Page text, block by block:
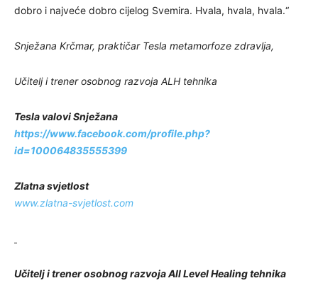
dobro i najveće dobro cijelog Svemira. Hvala, hvala, hvala.“
Snježana Krčmar, praktičar Tesla metamorfoze zdravlja,
Učitelj i trener osobnog razvoja ALH tehnika
Tesla valovi Snježana
https://www.facebook.com/profile.php?
id=100064835555399
Zlatna svjetlost
www.zlatna-svjetlost.com
Učitelj i trener osobnog razvoja All Level Healing tehnika